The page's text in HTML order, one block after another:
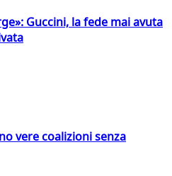
Guccini, la fede mai avuta
vere coalizioni senza